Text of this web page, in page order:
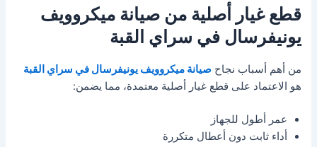
قطع غيار أصلية من صيانة ميكروويف
يونيفرسال في سراي القبة
من أهم أسباب نجاحصيانة ميكروويف يونيفرسال في سراي القبة
هو الاعتماد على قطع غيار أصلية معتمدة، مما يضمن:
عمر أطول للجهاز
أداء ثابت دون أعطال متكررة